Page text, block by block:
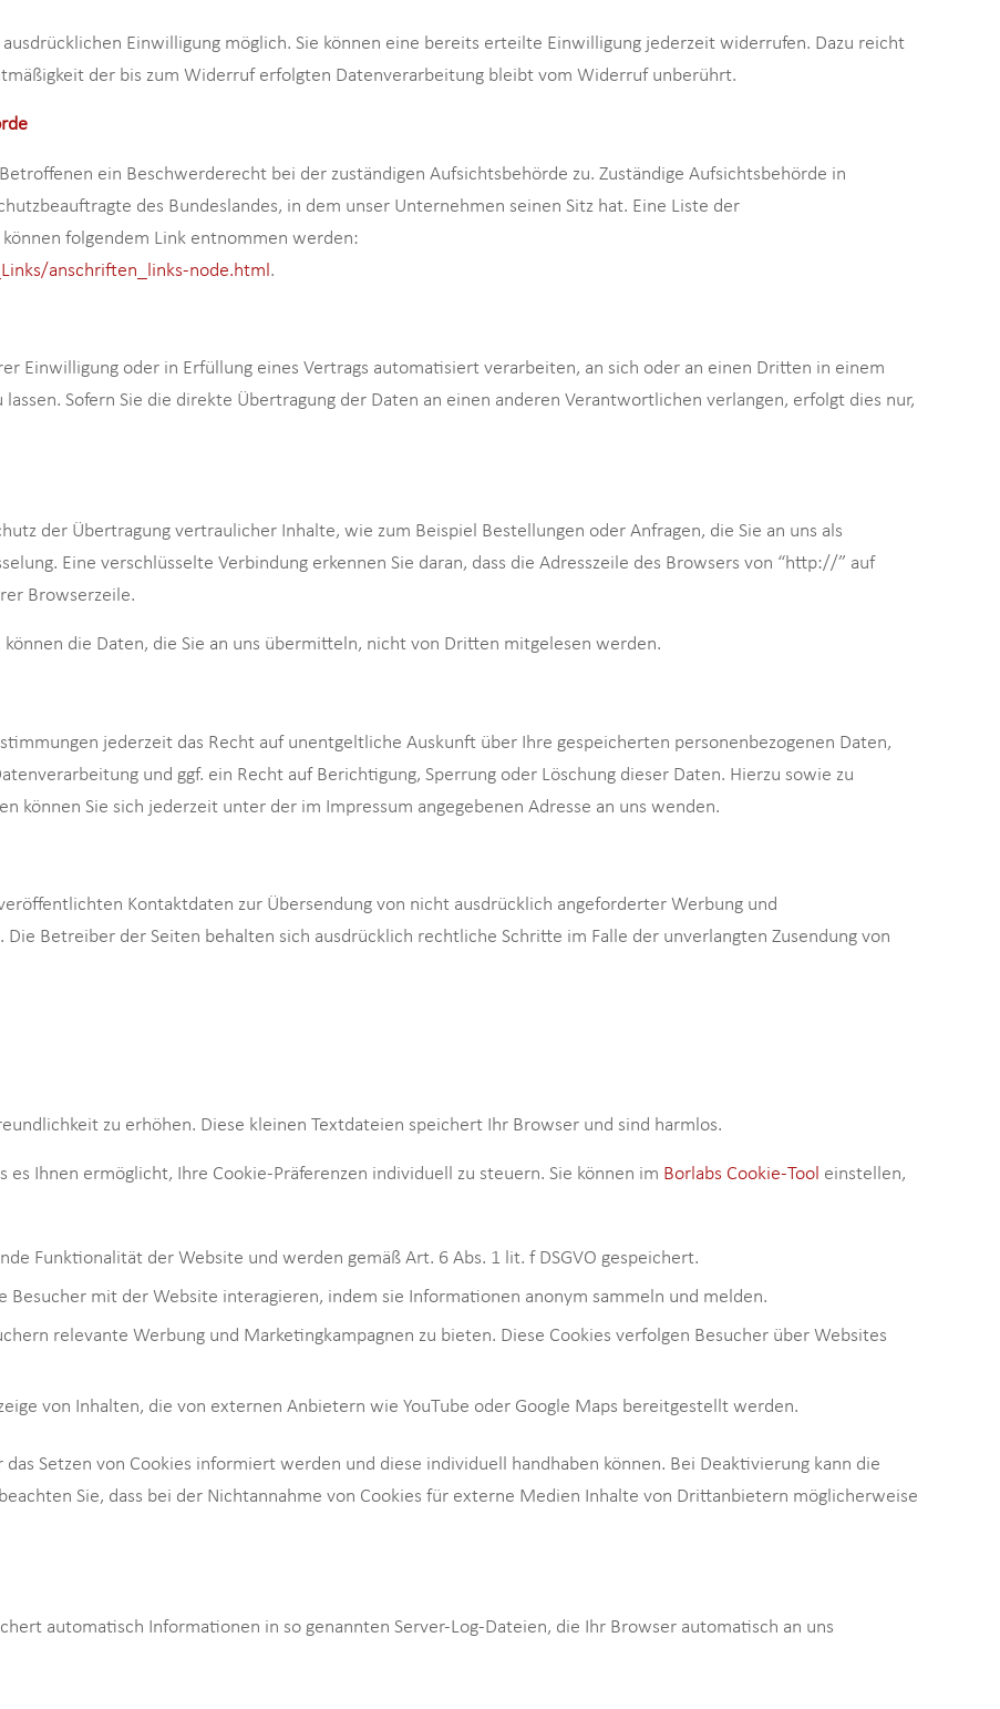
Einwilligung möglich. Sie können eine bereits erteilte Einwilligung jederzeit widerrufen. Dazu reicht
der bis zum Widerruf erfolgten Datenverarbeitung bleibt vom Widerruf unberührt.
ein Beschwerderecht bei der zuständigen Aufsichtsbehörde zu. Zuständige Aufsichtsbehörde in
des Bundeslandes, in dem unser Unternehmen seinen Sitz hat. Eine Liste der
folgendem Link entnommen werden:
anschriften_links-node.html .
Einwilligung oder in Erfüllung eines Vertrags automatisiert verarbeiten, an sich oder an einen Dritten in einem
Sofern Sie die direkte Übertragung der Daten an einen anderen Verantwortlichen verlangen, erfolgt dies nur,
der Übertragung vertraulicher Inhalte, wie zum Beispiel Bestellungen oder Anfragen, die Sie an uns als
Eine verschlüsselte Verbindung erkennen Sie daran, dass die Adresszeile des Browsers von “http://” auf
Browserzeile.
können die Daten, die Sie an uns übermitteln, nicht von Dritten mitgelesen werden.
jederzeit das Recht auf unentgeltliche Auskunft über Ihre gespeicherten personenbezogenen Daten,
und ggf. ein Recht auf Berichtigung, Sperrung oder Löschung dieser Daten. Hierzu sowie zu
können Sie sich jederzeit unter der im Impressum angegebenen Adresse an uns wenden.
Kontaktdaten zur Übersendung von nicht ausdrücklich angeforderter Werbung und
Betreiber der Seiten behalten sich ausdrücklich rechtliche Schritte im Falle der unverlangten Zusendung von
zu erhöhen. Diese kleinen Textdateien speichert Ihr Browser und sind harmlos.
es Ihnen ermöglicht, Ihre Cookie-Präferenzen individuell zu steuern. Sie können im Borlabs Cookie-Tool einstellen,
Funktionalität der Website und werden gemäß Art. 6 Abs. 1 lit. f DSGVO gespeichert.
Besucher mit der Website interagieren, indem sie Informationen anonym sammeln und melden.
relevante Werbung und Marketingkampagnen zu bieten. Diese Cookies verfolgen Besucher über Websites
von Inhalten, die von externen Anbietern wie YouTube oder Google Maps bereitgestellt werden.
Setzen von Cookies informiert werden und diese individuell handhaben können. Bei Deaktivierung kann die
Sie, dass bei der Nichtannahme von Cookies für externe Medien Inhalte von Drittanbietern möglicherweise
automatisch Informationen in so genannten Server-Log-Dateien, die Ihr Browser automatisch an uns